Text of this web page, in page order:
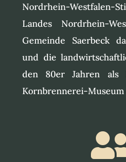
Nordrhein-Westfalen-
Landes Nordrhein-
Gemeinde Saerbeck
und die
den 80er Jahren als
Kornbrennerei-